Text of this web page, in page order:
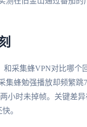
和采集蜂VPN对比哪
集蜂勉强播放却频繁
小时未掉帧。关键差
。